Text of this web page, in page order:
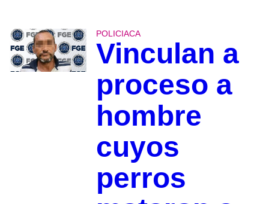
POLICIACA
Vinculan a
proceso a
hombre
cuyos
perros